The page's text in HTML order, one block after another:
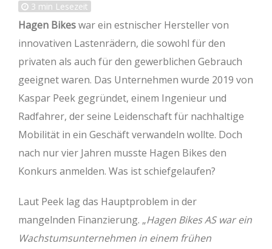
3 min Lesezeit
Hagen Bikeswar ein estnischer Hersteller von
innovativen Lastenrädern, die sowohl für den
privaten als auch für den gewerblichen Gebrauch
geeignet waren. Das Unternehmen wurde 2019 von
Kaspar Peek gegründet, einem Ingenieur und
Radfahrer, der seine Leidenschaft für nachhaltige
Mobilität in ein Geschäft verwandeln wollte. Doch
nach nur vier Jahren musste Hagen Bikes den
Konkurs anmelden. Was ist schiefgelaufen?
Laut Peek lag das Hauptproblem in der
mangelnden Finanzierung. „Hagen Bikes AS war ein
Wachstumsunternehmen in einem frühen